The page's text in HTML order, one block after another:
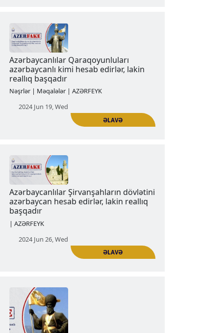
Azərbaycanlılar Füzulini azəri yazıçı
kimi hesab edirlər, lakin reallıq belədir
| AZƏRFEYK
2024 Jun 12, Wed
ƏLAVƏ
Azərbaycanlılar Qaraqoyunluları
azərbaycanlı kimi hesab edirlər, lakin
reallıq başqadır
Nəşrlər | Məqalələr | AZƏRFEYK